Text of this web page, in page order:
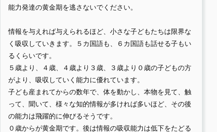
能力発達の黄金期を逃さないでください。
情報を与えれば与えられるほど、小さな子どもたちは限界な
く吸収していきます。５カ国語も、６カ国語も話せる子もい
るくらいです。
５歳より、４歳、４歳より３歳、３歳より０歳の子どもの方
がより、吸収していく能力に優れています。
子ども産まれてからの数年で、体を動かし、本物を見て、触
って、聞いて、様々な知的情報が多ければ多いほど、その後
の能力は飛躍的に伸びるそうです。
０歳からが黄金期です。後は情報の吸収能力は低下をたどる